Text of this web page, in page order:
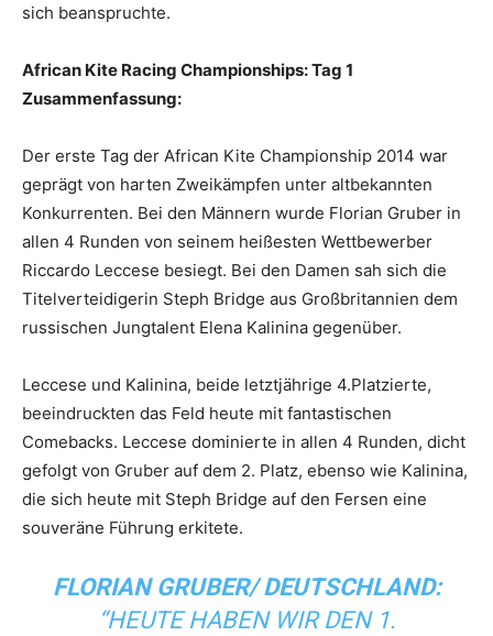
sich beanspruchte.
African Kite Racing Championships: Tag 1
Zusammenfassung:
Der erste Tag der African Kite Championship 2014 war
geprägt von harten Zweikämpfen unter altbekannten
Konkurrenten. Bei den Männern wurde Florian Gruber in
allen 4 Runden von seinem heißesten Wettbewerber
Riccardo Leccese besiegt. Bei den Damen sah sich die
Titelverteidigerin Steph Bridge aus Großbritannien dem
russischen Jungtalent Elena Kalinina gegenüber.
Leccese und Kalinina, beide letztjährige 4.Platzierte,
beeindruckten das Feld heute mit fantastischen
Comebacks. Leccese dominierte in allen 4 Runden, dicht
gefolgt von Gruber auf dem 2. Platz, ebenso wie Kalinina,
die sich heute mit Steph Bridge auf den Fersen eine
souveräne Führung erkitete.
FLORIAN GRUBER/ DEUTSCHLAND:
“HEUTE HABEN WIR DEN 1.